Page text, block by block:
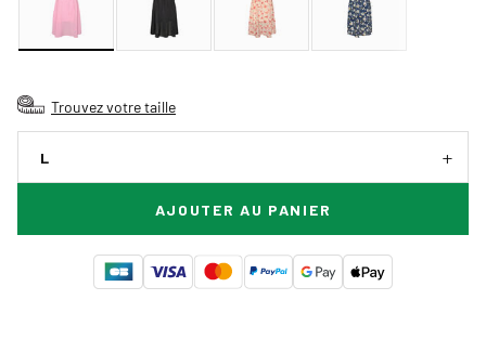
Trouvez votre taille
L
AJOUTER AU PANIER